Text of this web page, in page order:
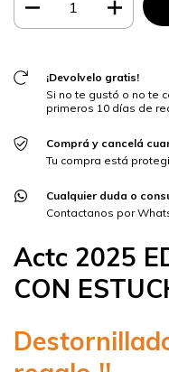
¡Devolvelo gratis!
Si no te gustó o no te
primeros 10 días de
Comprá y cancelá
Tu compra está
Cualquier duda o
Contactanos por
Actc 2025
CON